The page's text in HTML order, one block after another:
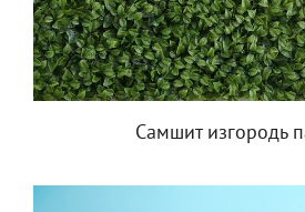
Самшит изгородь